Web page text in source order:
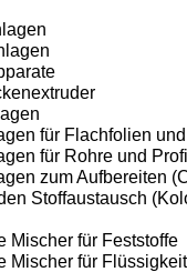
für Flachfolien
für Rohre und
zum Aufbereiten
Stoffaustausch
Mischer für Feststoffe
Mischer für